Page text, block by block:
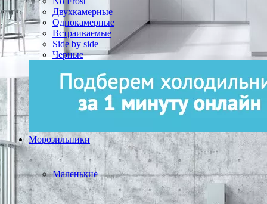
Двухкамерные
Однокамерные
Встраиваемые
Side by side
Черные
Морозильники
Маленькие